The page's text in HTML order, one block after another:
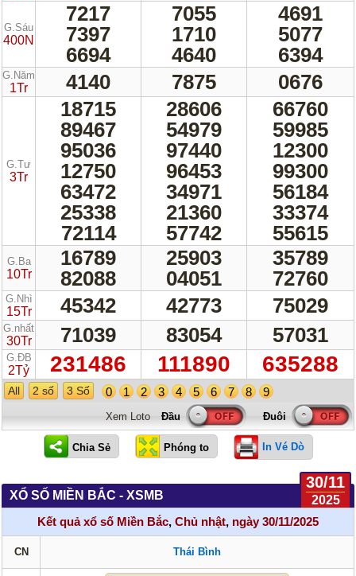
G.Sáu
400N
7217
7397
6694
7055
1710
4640
4691
5077
6394
G.Năm
1Tr 4140 7875 0676
G.Tư
3Tr
18715
89467
95036
12750
63472
25338
72114
28606
54979
97440
96453
34971
21360
57742
66760
59985
12300
99300
56184
33374
55615
G.Ba
10Tr
16789
82088
25903
04051
35789
72760
G.Nhì
15Tr 45342 42773 75029
G.nhất
30Tr 71039 83054 57031
G.ĐB
2Tỷ 231486 111890 635288
All 2 số 3 Số 0 1 2 3 4 5 6 7 8 9
Xem Loto
In Vé Dò
XỔ SỐ MIỀN BẮC - XSMB
30/11
2025
Kết quả xổ số Miền Bắc, Chủ nhật, ngày 30/11/2025
CN Thái Bình